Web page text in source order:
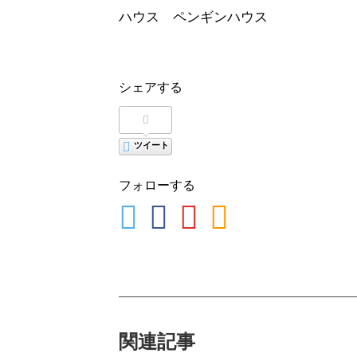
ハウス ペンギンハウス
シェアする
ツイート
フォローする
関連記事